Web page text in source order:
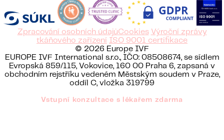
Zpracování osobních údajůCookies Výroční zprávy
tkáňového zařízení ISO 9001 certifikace
© 2026 Europe IVF
EUROPE IVF International s.r.o., IČO: 08508674, se sídlem
Evropská 859/115, Vokovice, 160 00 Praha 6, zapsaná v
obchodním rejstříku vedeném Městským soudem v Praze,
oddíl C, vložka 319799
Vstupní konzultace s lékařem zdarma